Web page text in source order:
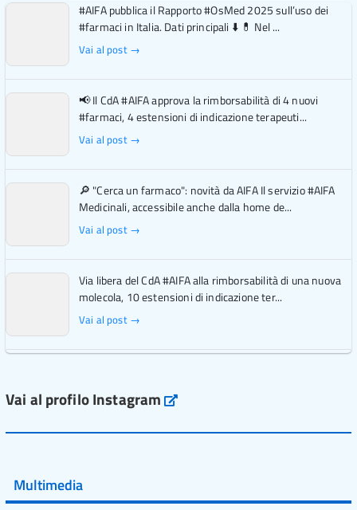
#AIFA pubblica il Rapporto #OsMed 2025 sull’uso dei
#farmaci in Italia. Dati principali ⬇️ 💊 Nel ...
Vai al post →
📢 Il CdA #AIFA approva la rimborsabilità di 4 nuovi
#farmaci, 4 estensioni di indicazione terapeuti...
Vai al post →
🔎 "Cerca un farmaco": novità da AIFA Il servizio #AIFA
Medicinali, accessibile anche dalla home de...
Vai al post →
Via libera del CdA #AIFA alla rimborsabilità di una nuova
molecola, 10 estensioni di indicazione ter...
Vai al post →
Vai al post →
Vai al post →
Vai al profilo Instagram Instagram
Multimedia